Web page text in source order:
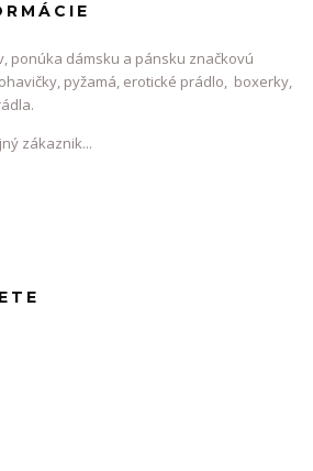
ponúka dámsku a pánsku značkovú
pyžamá, erotické prádlo, boxerky,
zákaznik...